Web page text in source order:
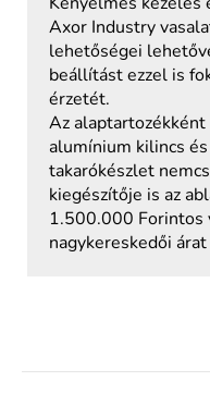
Axor Industry
lehetőségei
beállítást ezzel is
érzetét.
Az
alumínium kilincs
takarókészlet
kiegészítője is az
1.500.000 Forintos
nagykereskedői